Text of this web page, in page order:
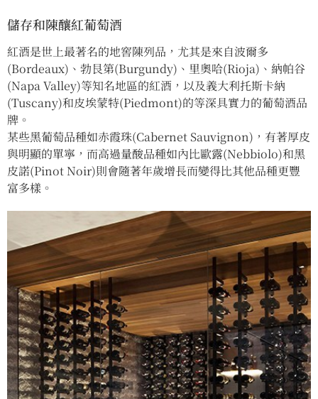
儲存和陳釀紅葡萄酒
紅酒是世上最著名的地窖陳列品，尤其是來自波爾多
(Bordeaux)、勃艮第(Burgundy)、里奧哈(Rioja)、納帕谷
(Napa Valley)等知名地區的紅酒，以及義大利托斯卡納
(Tuscany)和皮埃蒙特(Piedmont)的等深具實力的葡萄酒品
牌。
某些黑葡萄品種如赤霞珠(Cabernet Sauvignon)，有著厚皮
與明顯的單寧，而高過量酸品種如內比歐露(Nebbiolo)和黑
皮諾(Pinot Noir)則會隨著年歲增長而變得比其他品種更豐
富多樣。